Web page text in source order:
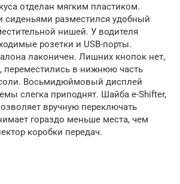
отделан мягким пластиком.
разместился удобный
нишей. У водителя
розетки и USB-порты.
лаконичен. Лишних кнопок нет,
переместились в нижнюю часть
Восьмидюймовый дисплей
слегка приподнят. Шайба e-Shifter,
вручную переключать
гораздо меньше места, чем
коробки передач.